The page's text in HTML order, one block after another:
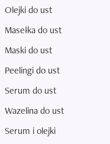
Olejki do ust
Masełka do ust
Maski do ust
Peelingi do ust
Serum do ust
Wazelina do ust
Serum i olejki